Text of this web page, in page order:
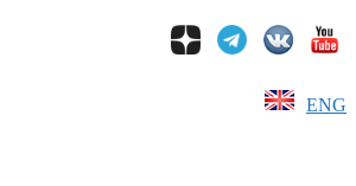
ENG